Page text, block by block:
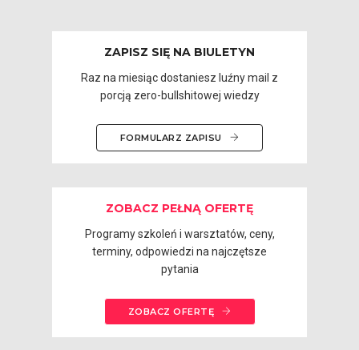
ZAPISZ SIĘ NA BIULETYN
Raz na miesiąc dostaniesz luźny mail z
porcją zero-bullshitowej wiedzy
FORMULARZ ZAPISU
ZOBACZ PEŁNĄ OFERTĘ
Programy szkoleń i warsztatów, ceny,
terminy, odpowiedzi na najczętsze
pytania
ZOBACZ OFERTĘ